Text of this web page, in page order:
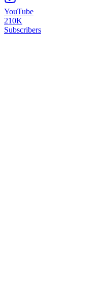
YouTube
210K
Subscribers